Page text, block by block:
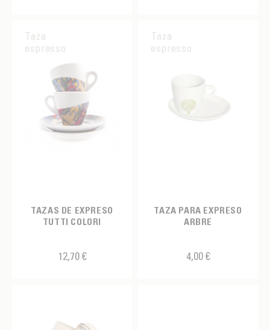
Taza
espresso
TAZAS DE EXPRESO
TUTTI COLORI
12,70 €
Taza
espresso
TAZA PARA EXPRESO
ARBRE
4,00 €